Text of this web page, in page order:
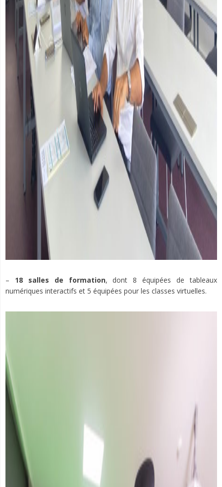
– 18 salles de formation, dont 8 équipées de tableaux
numériques interactifs et 5 équipées pour les classes virtuelles.